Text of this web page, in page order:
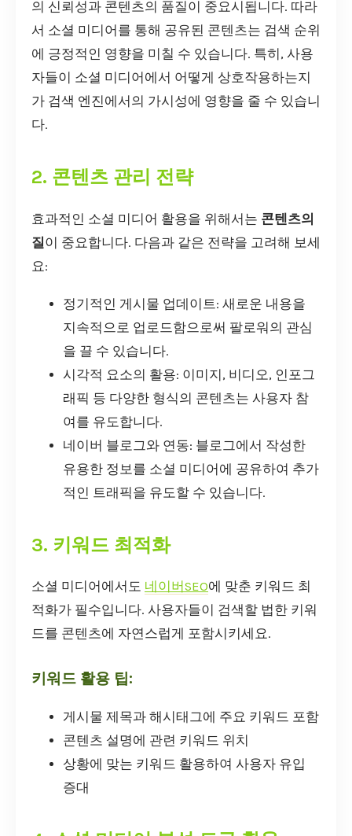
의 신뢰성과 콘텐츠의 품질이 중요시됩니다. 따라
서 소셜 미디어를 통해 공유된 콘텐츠는 검색 순위
에 긍정적인 영향을 미칠 수 있습니다. 특히, 사용
자들이 소셜 미디어에서 어떻게 상호작용하는지
가 검색 엔진에서의 가시성에 영향을 줄 수 있습니
다.
2. 콘텐츠 관리 전략
효과적인 소셜 미디어 활용을 위해서는 콘텐츠의
질 이 중요합니다. 다음과 같은 전략을 고려해 보세
요:
정기적인 게시물 업데이트: 새로운 내용을
지속적으로 업로드함으로써 팔로워의 관심
을 끌 수 있습니다.
시각적 요소의 활용: 이미지, 비디오, 인포그
래픽 등 다양한 형식의 콘텐츠는 사용자 참
여를 유도합니다.
네이버 블로그와 연동: 블로그에서 작성한
유용한 정보를 소셜 미디어에 공유하여 추가
적인 트래픽을 유도할 수 있습니다.
3. 키워드 최적화
소셜 미디어에서도 네이버SEO에 맞춘 키워드 최
적화가 필수입니다. 사용자들이 검색할 법한 키워
드를 콘텐츠에 자연스럽게 포함시키세요.
키워드 활용 팁:
게시물 제목과 해시태그에 주요 키워드 포함
콘텐츠 설명에 관련 키워드 위치
상황에 맞는 키워드 활용하여 사용자 유입
증대